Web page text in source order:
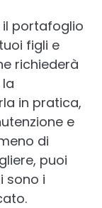
portafoglio
figli e
richiederà
in pratica,
e
di
puoi
sono i